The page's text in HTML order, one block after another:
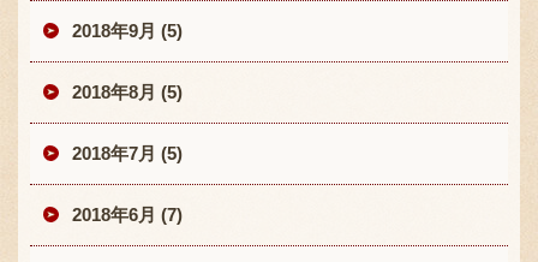
2018年9月 (5)
2018年8月 (5)
2018年7月 (5)
2018年6月 (7)